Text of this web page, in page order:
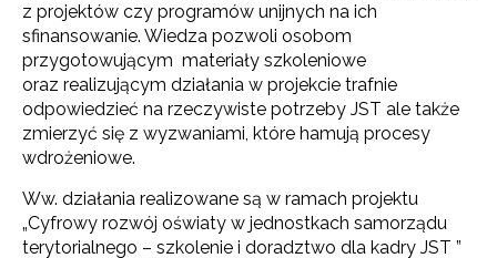
z projektów czy programów unijnych na ich
sfinansowanie. Wiedza pozwoli osobom
przygotowującym materiały szkoleniowe
oraz realizującym działania w projekcie trafnie
odpowiedzieć na rzeczywiste potrzeby JST ale także
zmierzyć się z wyzwaniami, które hamują procesy
wdrożeniowe.
Ww. działania realizowane są w ramach projektu
„Cyfrowy rozwój oświaty w jednostkach samorządu
terytorialnego – szkolenie i doradztwo dla kadry JST ”